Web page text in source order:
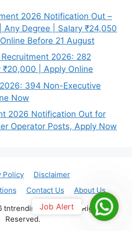
2026 Notification Out –
Any Degree | Salary ₹24,050
Before 21 August
2026: 282
₹20,000 | Apply Online
394 Non-Executive
Now
2026 Notification Out for
Operator Posts, Apply Now
Policy
Disclaimer
Contact Us
About Us
tntrendingjob.com. All Rights
Reserved.
Join
Job Alert